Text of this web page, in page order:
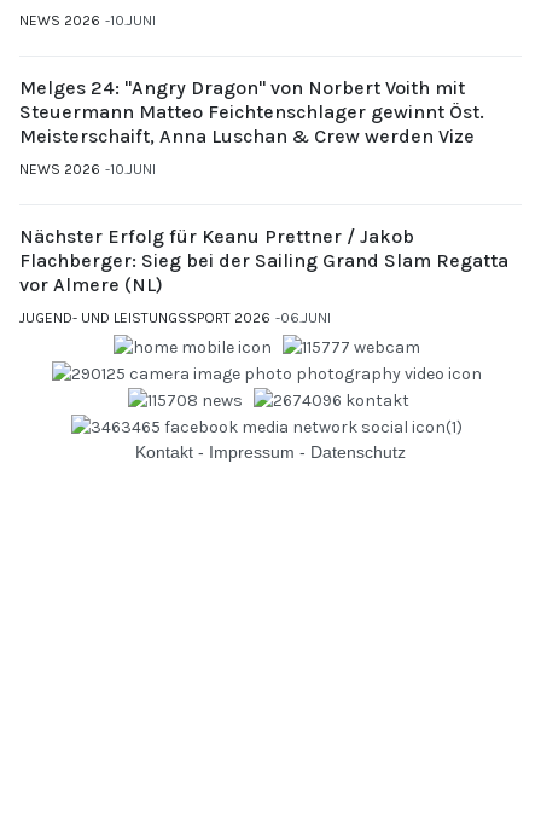
NEWS 2026 10.JUNI
Melges 24: "Angry Dragon" von Norbert Voith mit
Steuermann Matteo Feichtenschlager gewinnt Öst.
Meisterschaift, Anna Luschan & Crew werden Vize
NEWS 2026 10.JUNI
Nächster Erfolg für Keanu Prettner / Jakob
Flachberger: Sieg bei der Sailing Grand Slam Regatta
vor Almere (NL)
JUGEND- UND LEISTUNGSSPORT 2026 06.JUNI
Kontakt - Impressum - Datenschutz